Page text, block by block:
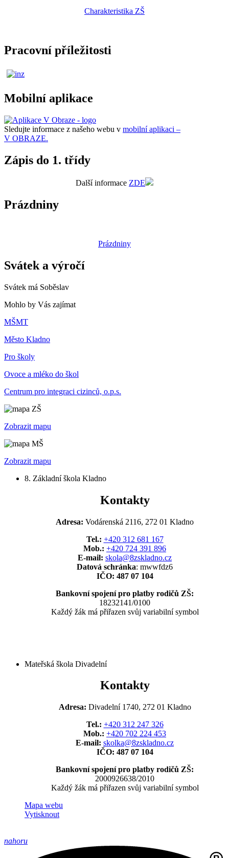
Charakteristika ZŠ
Pracovní příležitosti
Mobilní aplikace
Sledujte informace z našeho webu v mobilní aplikaci –
V OBRAZE.
Zápis do 1. třídy
Další informace ZDE
Prázdniny
Prázdniny
Svátek a výročí
Svátek má Soběslav
Mohlo by Vás zajímat
MŠMT
Město Kladno
Pro školy
Ovoce a mléko do škol
Centrum pro integraci cizinců, o.p.s.
Zobrazit mapu
Zobrazit mapu
8. Základní škola Kladno
Kontakty
Adresa: Vodárenská 2116, 272 01 Kladno
Tel.: +420 312 681 167
Mob.: +420 724 391 896
E-mail: skola@8zskladno.cz
Datová schránka: mwwfdz6
IČO: 487 07 104
Bankovní spojení pro platby rodičů ZŠ:
18232141/0100
Každý žák má přiřazen svůj variabilní symbol
Mateřská škola Divadelní
Kontakty
Adresa: Divadelní 1740, 272 01 Kladno
Tel.: +420 312 247 326
Mob.: +420 702 224 453
E-mail: skolka@8zskladno.cz
IČO: 487 07 104
Bankovní spojení pro platby rodičů ZŠ:
2000926638/2010
Každý žák má přiřazen svůj variabilní symbol
Mapa webu
Vytisknout
nahoru